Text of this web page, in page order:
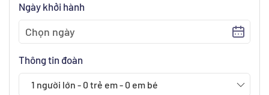
Ngày khởi hành
Thông tin đoàn
1 người lớn - 0 trẻ em- 0 em bé